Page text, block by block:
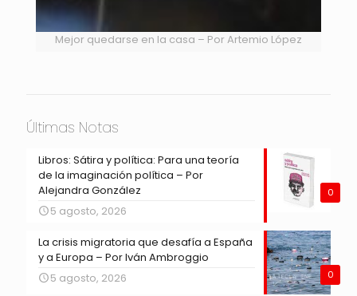
Mejor quedarse en la casa – Por Artemio López
Últimas Notas
0
Libros: Sátira y política: Para una teoría
de la imaginación política – Por
Alejandra González
5 agosto, 2026
0
La crisis migratoria que desafía a España
y a Europa – Por Iván Ambroggio
5 agosto, 2026